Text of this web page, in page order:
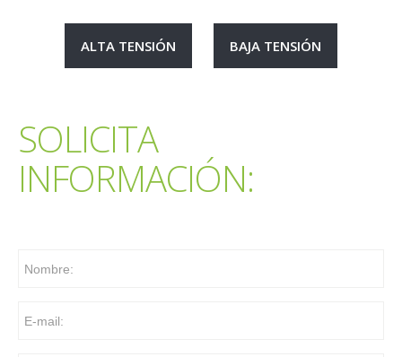
ALTA TENSIÓN BAJA TENSIÓN
SOLICITA
INFORMACIÓN: